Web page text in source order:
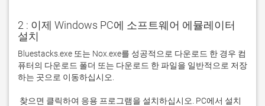
2 : 이제 Windows PC에 소프트웨어 에뮬레이터
설치
Bluestacks.exe 또는 Nox.exe를 성공적으로 다운로드 한 경우 컴
퓨터의 다운로드 폴더 또는 다운로드 한 파일을 일반적으로 저장